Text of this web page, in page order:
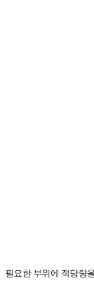
필요한 부위에 적당량